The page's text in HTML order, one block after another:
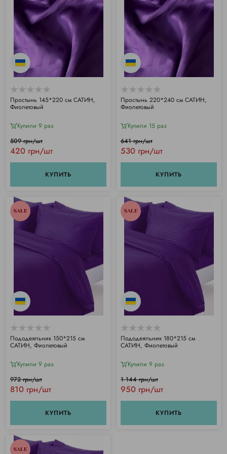
Простынь 145*220 см САТИН,
Фиолетовый
Купили 9 раз
420 грн/шт
509 грн/шт
КУПИТЬ
Простынь 220*240 см САТИН,
Фиолетовый
Купили 15 раз
530 грн/шт
641 грн/шт
КУПИТЬ
SALE
Пододеяльник 150*215 см
САТИН, Фиолетовый
Купили 9 раз
810 грн/шт
972 грн/шт
КУПИТЬ
SALE
Пододеяльник 180*215 см
САТИН, Фиолетовый
Купили 9 раз
950 грн/шт
1 144 грн/шт
КУПИТЬ
SALE